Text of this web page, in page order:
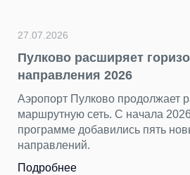
27.07.2026
Пулково расширяет
направления 2026
Аэропорт Пулково продолжает
маршрутную сеть. С начала
программе добавились пять
направлений.
Подробнее